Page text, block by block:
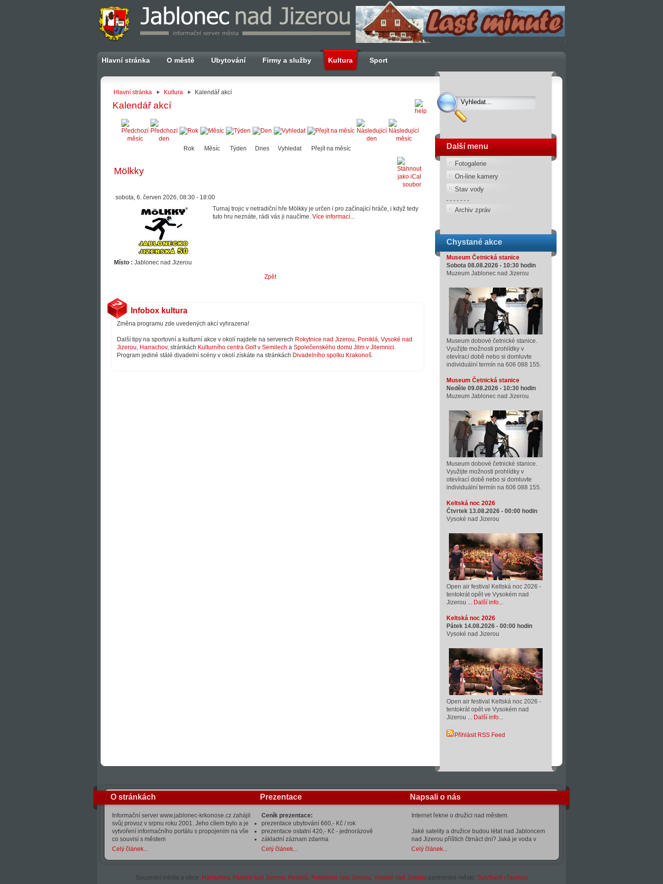
Hlavní stránka O městě Ubytování Firmy a služby Kultura Sport
Hlavní stránka Kultura Kalendář akcí
Kalendář akcí
Rok Měsíc Týden Dnes Vyhledat Přejít na měsíc
Mölkky
sobota, 6. červen 2026, 08:30 - 18:00
Turnaj trojic v netradiční hře Mölkky je určen i pro začínající hráče, i když tedy
tuto hru neznáte, rádi vás ji naučíme. Více informací...
Místo : Jablonec nad Jizerou
Zpět
Infobox kultura
Změna programu zde uvedených akcí vyhrazena!
Další tipy na sportovní a kulturní akce v okolí najdete na serverech Rokytnice nad Jizerou, Poniklá, Vysoké nad
Jizerou, Harrachov, stránkách Kulturního centra Golf v Semilech a Společenského domu Jilm v Jilemnici.
Program jediné stálé divadelní scény v okolí získáte na stránkách Divadelního spolku Krakonoš.
Další menu
Fotogalerie
On-line kamery
Stav vody
- - - - - - -
Archiv zpráv
Chystané akce
Museum Četnická stanice
Sobota 08.08.2026 - 10:30 hodin
Muzeum Jablonec nad Jizerou
Museum dobové četnické stanice.
Využijte možnosti prohlídky v
otevírací době nebo si domluvte
individuální termín na 606 088 155.
Museum Četnická stanice
Neděle 09.08.2026 - 10:30 hodin
Muzeum Jablonec nad Jizerou
Museum dobové četnické stanice.
Využijte možnosti prohlídky v
otevírací době nebo si domluvte
individuální termín na 606 088 155.
Keltská noc 2026
Čtvrtek 13.08.2026 - 00:00 hodin
Vysoké nad Jizerou
Open air festival Keltská noc 2026 -
tentokrát opět ve Vysokém nad
Jizerou ... Další info...
Keltská noc 2026
Pátek 14.08.2026 - 00:00 hodin
Vysoké nad Jizerou
Open air festival Keltská noc 2026 -
tentokrát opět ve Vysokém nad
Jizerou ... Další info...
Přihlásit RSS Feed
O stránkách
Informační server www.jablonec-krkonose.cz zahájil
svůj provoz v srpnu roku 2001. Jeho cílem bylo a je
vytvoření informačního portálu s propojením na vše
co souvisí s městem
Celý článek...
Prezentace
Ceník prezentace:
prezentace ubytování 660,- Kč / rok
prezentace ostatní 420,- Kč - jednorázově
základní záznam zdarma
Celý článek...
Napsali o nás
Internet řekne o družici nad městem.
Jaké satelity a družice budou létat nad Jabloncem
nad Jizerou příštích čtrnáct dní? Jaká je voda v
Celý článek...
Sousední města a obce: Harrachov, Paseky nad Jizerou, Poniklá, Rokytnice nad Jizerou, Vysoké nad Jizerou partnerské město: Sulzbach (Taunus)